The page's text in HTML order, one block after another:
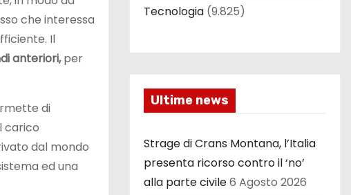
che interessa
Il
anteriori,per
di
carico
dal mondo
ed una
Tecnologia (9.825)
Ultime news
Strage di Crans Montana, l’Italia
presenta ricorso contro il ‘no’
alla parte civile6 Agosto 2026